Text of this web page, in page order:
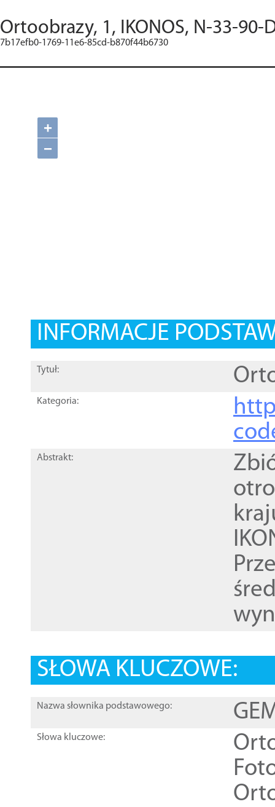
Ortoobrazy, 1, IKONOS, N-33-90-
7b17efb0-1769-11e6-85cd-b870f44b6730
+
−
INFORMACJE
Tytuł:
Kategoria:
Abstrakt:
SŁOWA KLUCZOWE:
Nazwa słownika podstawowego:
Słowa kluczowe: